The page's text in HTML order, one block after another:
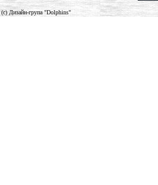
(c) Дизайн-група "Dolphins"